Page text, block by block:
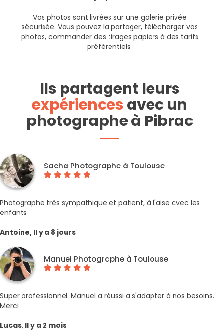
Vos photos sont livrées sur une galerie privée
sécurisée. Vous pouvez la partager, télécharger vos
photos, commander des tirages papiers à des tarifs
préférentiels.
Ils partagent leurs
expériencesavec un
photographe à Pibrac
Sacha Photographe à Toulouse
Photographe très sympathique et patient, à l'aise avec les
enfants
Antoine, Il y a 8 jours
Manuel Photographe à Toulouse
Super professionnel. Manuel a réussi a s'adapter à nos besoins.
Merci
Lucas, Il y a 2 mois